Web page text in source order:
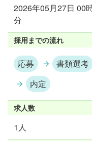
2026年05月27日 00
分
採用までの流れ
応募 書類選考
内定
求人数
1人